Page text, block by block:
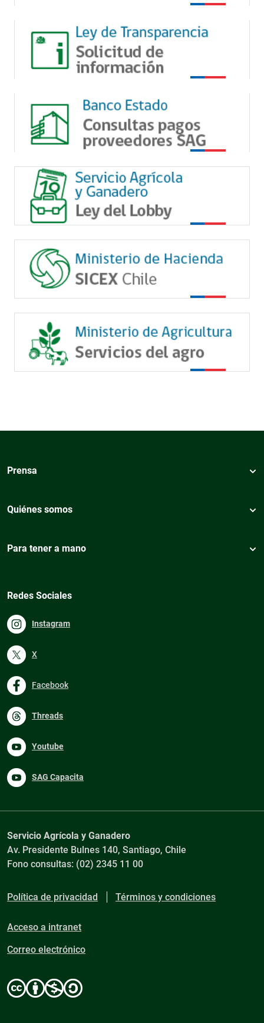
Prensa
Quiénes somos
Para tener a mano
Redes Sociales
Instagram
X
Facebook
Threads
Youtube
SAG Capacita
Servicio Agrícola y Ganadero
Av. Presidente Bulnes 140, Santiago, Chile
Fono consultas: (02) 2345 11 00
Política de privacidad Términos y condiciones
Acceso a intranet
Correo electrónico